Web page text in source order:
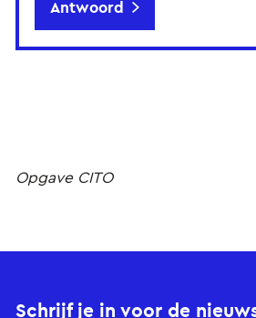
Antwoord
Opgave CITO
Schrijf je in voor de